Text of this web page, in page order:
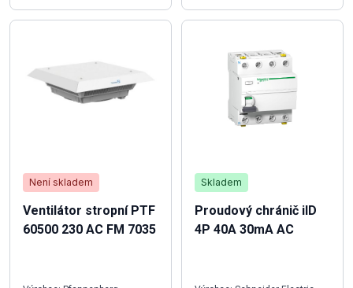
Není skladem
Ventilátor stropní PTF
60500 230 AC FM 7035
Skladem
Proudový chránič iID
4P 40A 30mA AC